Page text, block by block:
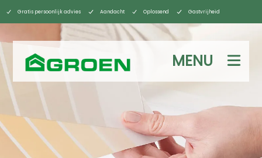
Gratis persoonlijk advies Aandacht Oplossend Gastvrijheid
MENU